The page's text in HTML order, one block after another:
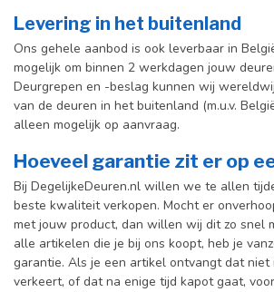
Levering in het buitenland
Ons gehele aanbod is ook leverbaar in
mogelijk om binnen 2 werkdagen jouw
Deurgrepen en -beslag kunnen wij
van de deuren in het buitenland (m.u.v.
alleen mogelijk op aanvraag.
Hoeveel garantie zit er op
Bij DegelijkeDeuren.nl willen we te allen
beste kwaliteit verkopen. Mocht er
met jouw product, dan willen wij dit zo snel
alle artikelen die je bij ons koopt, heb je
garantie. Als je een artikel ontvangt dat
verkeert, of dat na enige tijd kapot gaat,